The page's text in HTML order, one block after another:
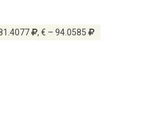
, € – 94.0585